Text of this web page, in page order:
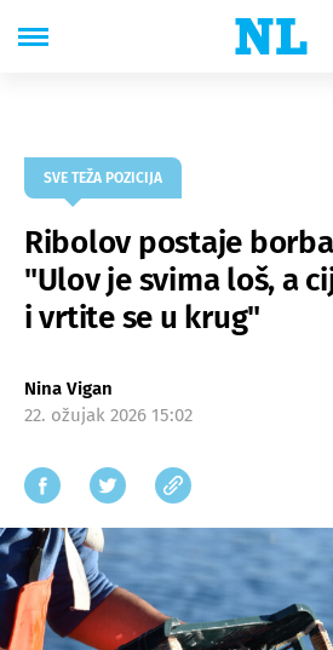
SVE TEŽA POZICIJA
Ribolov postaje
"Ulov je svima loš, a
i vrtite se u krug"
Nina Vigan
22. ožujak 2026 15:02